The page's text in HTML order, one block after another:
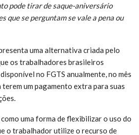
pode tirar de saque-aniversário
que se perguntam se vale a pena ou
uma alternativa criada pelo
os trabalhadores brasileiros
no FGTS anualmente, no mês
um pagamento extra para suas
uma forma de flexibilizar o uso do
o trabalhador utilize o recurso de